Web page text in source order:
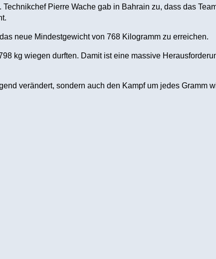
Pierre Wache gab in Bahrain zu, dass das
neue Mindestgewicht von 768 Kilogramm zu erreichen.
kg wiegen durften. Damit ist eine massive
verändert, sondern auch den Kampf um jedes Gramm